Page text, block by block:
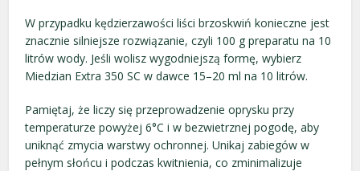
W przypadku kędzierzawości liści brzoskwiń konieczne jest
znacznie silniejsze rozwiązanie, czyli 100 g preparatu na 10
litrów wody. Jeśli wolisz wygodniejszą formę, wybierz
Miedzian Extra 350 SC w dawce 15–20 ml na 10 litrów.
Pamiętaj, że liczy się przeprowadzenie oprysku przy
temperaturze powyżej 6°C i w bezwietrznej pogodę, aby
uniknąć zmycia warstwy ochronnej. Unikaj zabiegów w
pełnym słońcu i podczas kwitnienia, co zminimalizuje